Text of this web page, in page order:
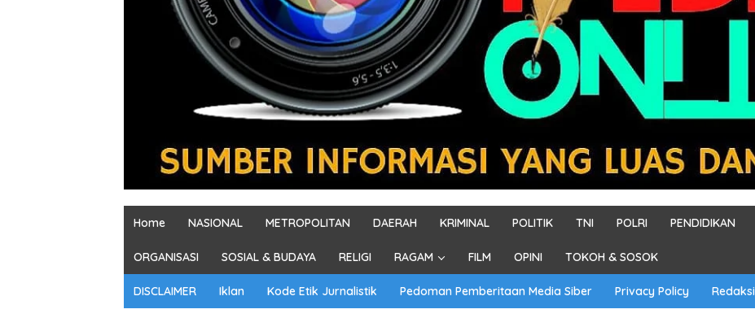
Home NASIONAL METROPOLITAN DAERAH KRIMINAL POLITIK TNI POLRI PENDIDIKAN
ORGANISASI SOSIAL & BUDAYA RELIGI RAGAM FILM OPINI TOKOH & SOSOK
DISCLAIMER Iklan Kode Etik Jurnalistik Pedoman Pemberitaan Media Siber Privacy Policy Redaksi